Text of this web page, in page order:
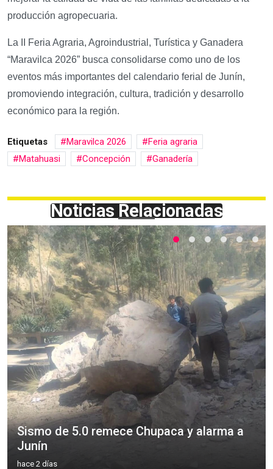
producción agropecuaria.
La II Feria Agraria, Agroindustrial, Turística y Ganadera
“Maravilca 2026” busca consolidarse como uno de los
eventos más importantes del calendario ferial de Junín,
promoviendo integración, cultura, tradición y desarrollo
económico para la región.
Etiquetas Maravilca 2026
Feria agraria
Matahuasi
Concepción Ganadería
Noticias Relacionadas
Sismo de 5.0 remece Chupaca y alarma a
Junín
hace 2 días